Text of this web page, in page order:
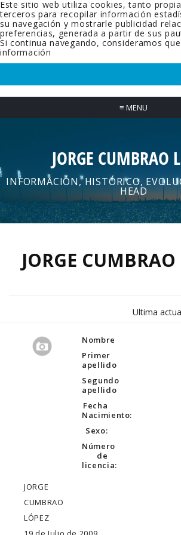
Este sitio web utiliza cookies, tanto
terceros para recopilar información
su navegación y mostrarle publicidad
preferencias, generada a partir de sus
Si continua navegando, consideramos
información
≡ MENU
JORGE CUMBRAO
INFORMACIÓN, HISTÓRICO,
HEAD
JORGE
Ultima
Nombre
Primer
apellido
Segundo
apellido
Fecha
Nacimiento:
Sexo:
Número
de
licencia:
JORGE
CUMBRAO
LÓPEZ